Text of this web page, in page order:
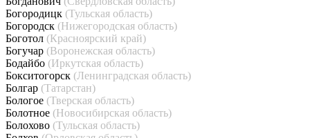
Богородицк (Тульская область)
Богородск (Нижегородская область)
Боготол (Красноярский край)
Богучар (Воронежская область)
Бодайбо (Иркутская область)
Бокситогорск (Ленинградская область)
Болгар (Татарстан)
Бологое (Тверская область)
Болотное (Новосибирская область)
Болохово (Тульская область)